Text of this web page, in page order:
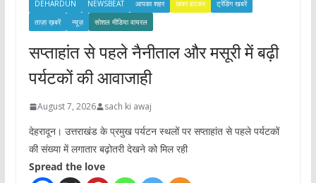
DEHARDUN NEWSBEAT आपका शहर खबर हटकर
ट्रेंडिंग खबरें
ताज़ा ख़बरें
न्यूज़ सोशल मीडिया वायरल
सप्ताहांत से पहले नैनीताल और मसूरी में बढ़ी
पर्यटकों की आवाजाही
August 7, 2026 sach ki awaj
देहरादून। उत्तराखंड के प्रमुख पर्यटन स्थलों पर सप्ताहांत से पहले पर्यटकों
की संख्या में लगातार बढ़ोतरी देखने को मिल रही
Spread the love